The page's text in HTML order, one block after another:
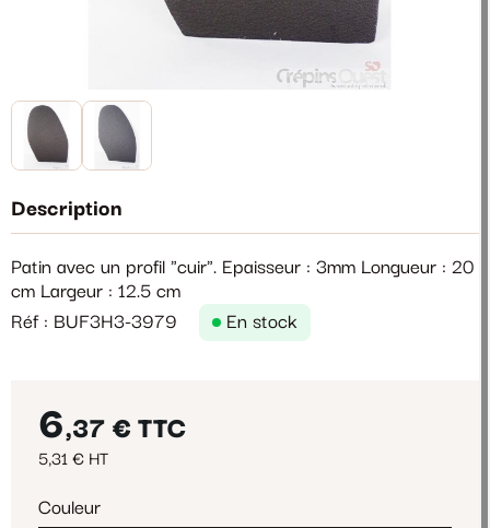
Description
Patin avec un profil "cuir". Epaisseur : 3mm Longueur : 20
cm Largeur : 12.5 cm
Réf : BUF3H3-3979
En stock
6,37 € TTC
5,31 € HT
Couleur